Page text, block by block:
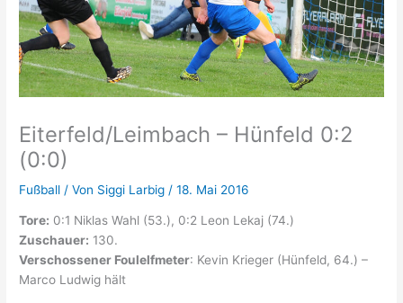
Eiterfeld/Leimbach – Hünfeld 0:2
(0:0)
Fußball / Von Siggi Larbig /18. Mai 2016
Tore: 0:1 Niklas Wahl (53.), 0:2 Leon Lekaj (74.)
Zuschauer: 130.
Verschossener Foulelfmeter: Kevin Krieger (Hünfeld, 64.) –
Marco Ludwig hält